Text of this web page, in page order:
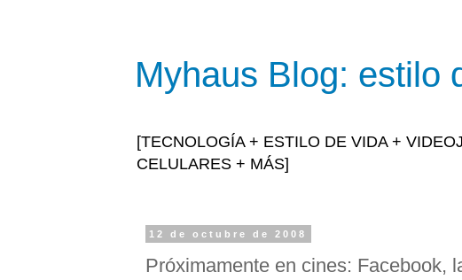
Myhaus Blog: estilo
[TECNOLOGÍA + ESTILO DE VIDA +
CELULARES + MÁS]
12 de octubre de 2008
Próximamente en cines: Facebook,